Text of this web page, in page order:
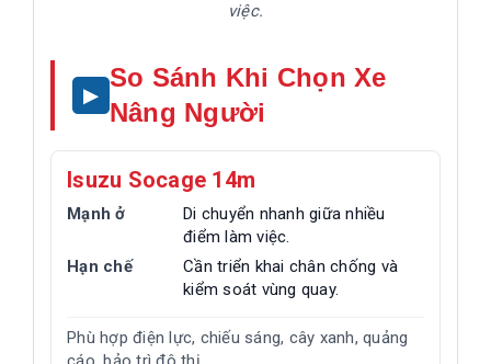
việc.
So Sánh Khi Chọn Xe
Nâng Người
Isuzu Socage 14m
Mạnh ở
Di chuyển nhanh giữa nhiều
điểm làm việc.
Hạn chế
Cần triển khai chân chống và
kiểm soát vùng quay.
Phù hợp điện lực, chiếu sáng, cây xanh, quảng